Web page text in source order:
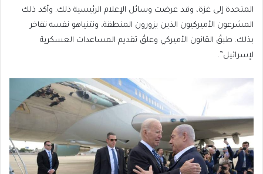
المتحدة إلى غزة، وقد عرضت وسائل الإعلام الرئيسية ذلك. وأكد ذلك
المشرعون الأميركيون الذين يزورون المنطقة، ونتنياهو نفسه تفاخر
بذلك. طبقْ القانون الأميركي وعلقْ تقديم المساعدات العسكرية
لإسرائيل”.